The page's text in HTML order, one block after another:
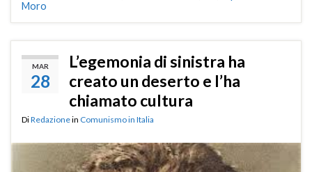
Moro
MAR
28
L’egemonia di sinistra ha
creato un deserto e l’ha
chiamato cultura
DiRedazionein Comunismo in Italia